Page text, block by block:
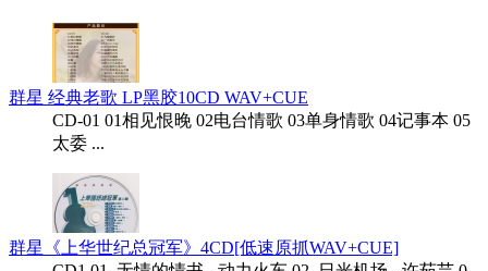
群星 经典老歌 LP黑胶10CD WAV+CUE
CD-01 01相见恨晚 02电台情歌 03单身情歌 04记事本 05
太委 ...
群星《上华世纪总冠军》4CD[低速原抓WAV+CUE]